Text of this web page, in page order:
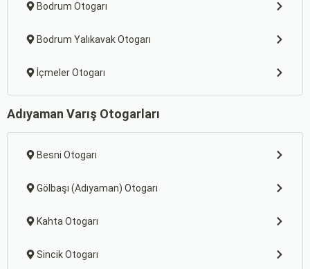
Bodrum Otogarı
Bodrum Yalıkavak Otogarı
İçmeler Otogarı
Adıyaman Varış Otogarları
Besni Otogarı
Gölbaşı (Adıyaman) Otogarı
Kahta Otogarı
Sincik Otogarı